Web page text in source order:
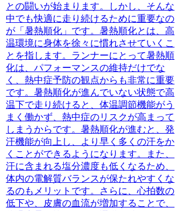
との闘いが始まります。しかし、そんな
中でも快適に走り続けるために重要なの
が「暑熱順化」です。暑熱順化とは、高
温環境に身体を徐々に慣れさせていくこ
とを指します。ランナーにとって暑熱順
化は、パフォーマンスの維持だけでな
く、熱中症予防の観点からも非常に重要
です。暑熱順化が進んでいない状態で高
温下で走り続けると、体温調節機能がう
まく働かず、熱中症のリスクが高まって
しまうからです。暑熱順化が進むと、発
汗機能が向上し、より早く多くの汗をか
くことができるようになります。また、
汗に含まれる塩分濃度も低くなるため、
体内の電解質バランスが保たれやすくな
るのもメリットです。さらに、心拍数の
低下や、皮膚の血流が増加することで、